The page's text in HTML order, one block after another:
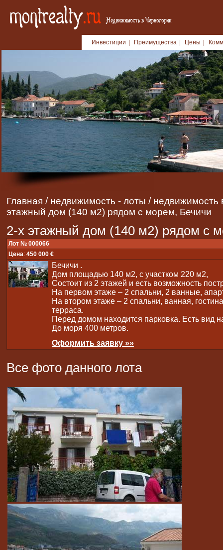
Инвестиции Преимущества Цены
Главная / недвижимость - лоты / недвижимость
этажный дом (140 м2) рядом с морем, Бечичи
2-х этажный дом (140 м2) рядом с
Лот № 000066
Цена: 450 000 €
Бечичи .
Дом площадью 140 м2, с участком 220 м2,
Состоит из 2 этажей и есть возможность
На первом этаже – 2 спальни, 2 ванные,
На втором этаже – 2 спальни, ванная,
терраса.
Перед домом находится парковка. Есть вид
До моря 400 метров.
Оформить заявку »»
Все фото данного лота